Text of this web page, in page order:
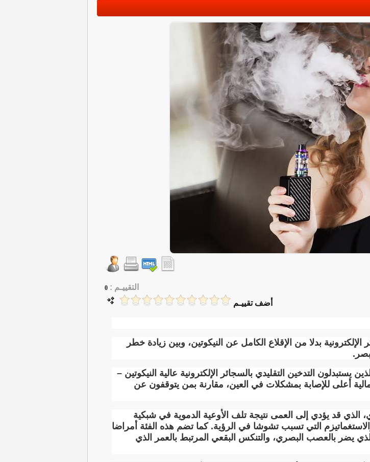
التقييـم : 0
أضف تقييـم
بدلا من الإقلاع الكامل عن النيكوتين، وبين زيادة خطر
.
التدخين التقليدي بالسجائر الإلكترونية عالية النيكوتين –
أعلى للإصابة بمشكلات في العين، مقارنة بمن يتوقفون عن
قد يؤدي إلى العمى نتيجة تلف الأوعية الدموية في شبكية
التي تسبب تشوشا في الرؤية. كما تضم هذه الفئة أمراضا
يضر بالعصب البصري، والتنكس البقعي المرتبط بالعمر الذي